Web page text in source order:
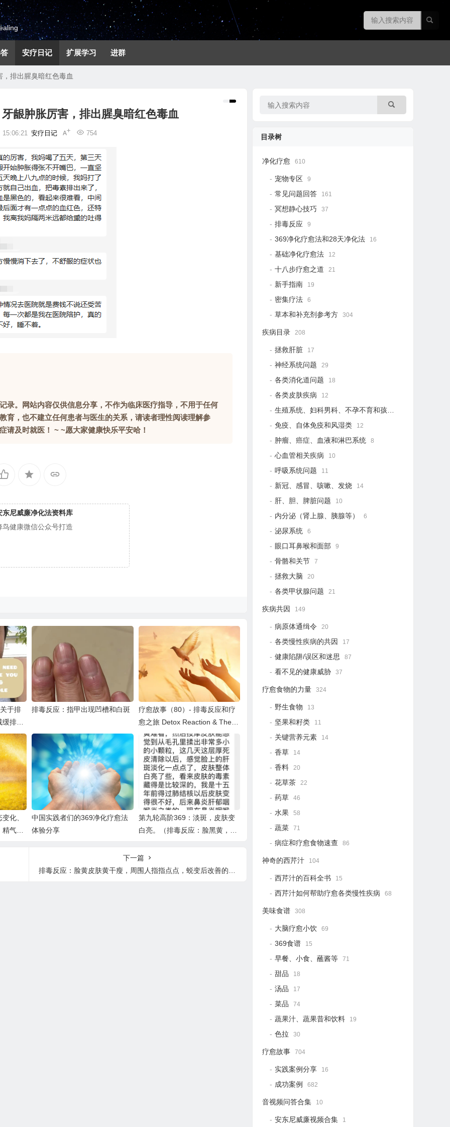
安疗日记 扩展学习 进群
排出腥臭暗红色毒血
龈肿胀厉害，排出腥臭暗红色毒血
15:06:21 安疗日记 754
录。网站内容仅供信息分享，不作为临床医疗指导，不用于任何
育，也不建立任何患者与医生的关系，请读者理性阅读理解参
请及时就医！ ~ ~愿大家健康快乐平安哈！
东尼威廉净化法资料库
鸟健康微信公众号打造
于排
缓排
排毒反应：指甲出现凹槽和白斑
疗愈故事（80）- 排毒反应和疗
愈之旅 Detox Reaction & The H
ealing Path
化、
精气
中国实践者们的369净化疗愈法
体验分享
第九轮高阶369：淡斑，皮肤变
白亮。（排毒反应：脸黑黄，皮
下一篇
排毒反应：脸黄皮肤黄干瘦，周围人指指点点，蜕变后改善的不止是外貌，还有心的喜悦和爱
目录树
净化疗愈 610
宠物专区 9
常见问题回答 161
冥想静心技巧 37
排毒反应 9
369净化疗愈法和28天净化法 16
基础净化疗愈法 12
十八步疗愈之道 21
新手指南 19
密集疗法 6
草本和补充剂参考方 304
疾病目录 208
拯救肝脏 17
神经系统问题 29
各类消化道问题 18
各类皮肤疾病 12
生殖系统、妇科男科、不孕不育和孩子健康
免疫、自体免疫和风湿类 12
肿瘤、癌症、血液和淋巴系统 8
心血管相关疾病 10
呼吸系统问题 11
新冠、感冒、咳嗽、发烧 14
肝、胆、脾脏问题 10
内分泌（肾上腺、胰腺等） 6
泌尿系统 6
眼口耳鼻喉和面部 9
骨骼和关节 7
拯救大脑 20
各类甲状腺问题 21
疾病共因 149
病原体通缉令 20
各类慢性疾病的共因 17
健康陷阱/误区和迷思 87
看不见的健康威胁 37
疗愈食物的力量 324
野生食物 13
坚果和籽类 11
关键营养元素 14
香草 14
香料 20
花草茶 22
药草 46
水果 58
蔬菜 71
病症和疗愈食物速查 86
神奇的西芹汁 104
西芹汁的百科全书 15
西芹汁如何帮助疗愈各类慢性疾病 68
美味食谱 308
大脑疗愈小饮 69
369食谱 15
早餐、小食、蘸酱等 71
甜品 18
汤品 17
菜品 74
蔬果汁、蔬果昔和饮料 19
色拉 30
疗愈故事 704
实践案例分享 16
成功案例 682
音视频问答合集 10
安东尼威廉视频合集 1